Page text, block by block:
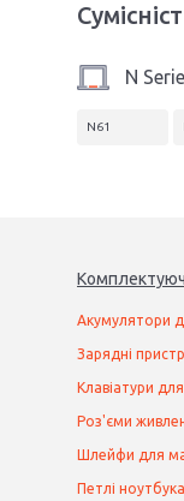
N
N61
Акумулятори
Зарядні
Клавіатури
Роз'єми
Шлейфи для
Петлі ноутбука